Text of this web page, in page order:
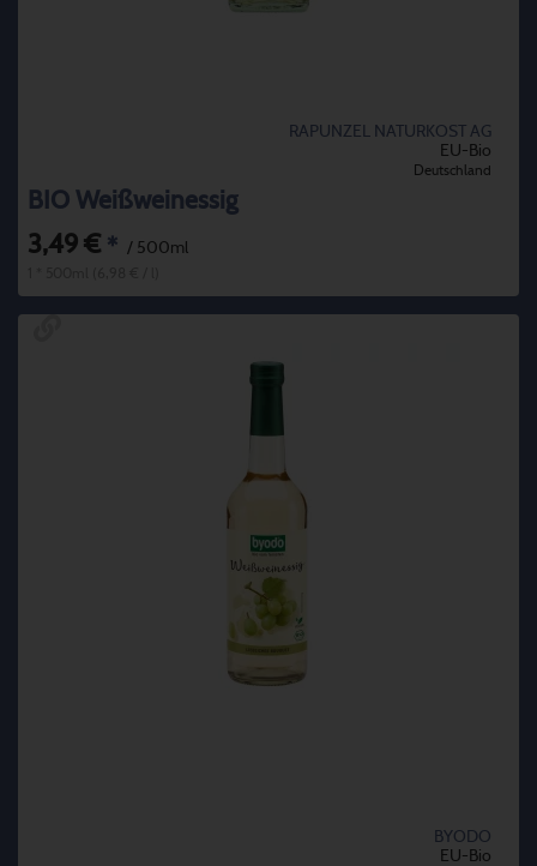
RAPUNZEL NATURKOST AG
EU-Bio
Deutschland
BIO Weißweinessig
3,49 € * / 500ml
BYODO
EU-Bio